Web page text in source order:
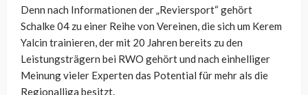
Denn nach Informationen der „Reviersport“ gehört
Schalke 04 zu einer Reihe von Vereinen, die sich um Kerem
Yalcin trainieren, der mit 20 Jahren bereits zu den
Leistungsträgern bei RWO gehört und nach einhelliger
Meinung vieler Experten das Potential für mehr als die
Regionalliga besitzt.